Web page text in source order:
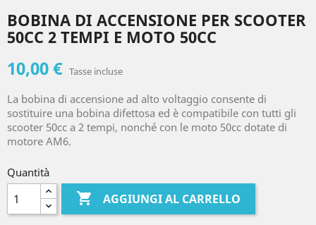
BOBINA DI ACCENSIONE PER SCOOTER
50CC 2 TEMPI E MOTO 50CC
10,00 € Tasse incluse
La bobina di accensione ad alto voltaggio consente di
sostituire una bobina difettosa ed è compatibile con tutti gli
scooter 50cc a 2 tempi, nonché con le moto 50cc dotate di
motore AM6.
Quantità
 AGGIUNGI AL CARRELLO